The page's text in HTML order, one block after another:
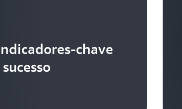
chave